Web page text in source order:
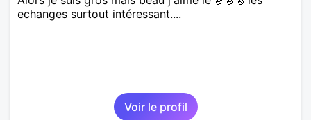
echanges surtout intéressant....
Voir le profil